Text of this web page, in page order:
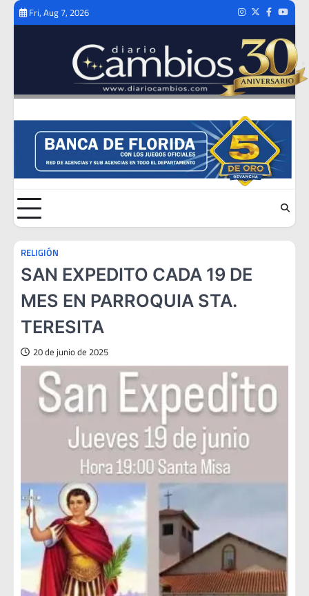
Skip
Fri, Aug 7, 2026 Instagram
TwitterFacebook
RELIGIÓN
SAN EXPEDITO CADA 19 DE
MES EN PARROQUIA STA.
TERESITA
20 de junio de 2025